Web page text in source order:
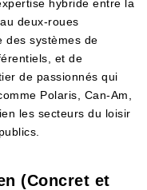
hybride entre la
deux-roues
des systèmes de
et de
de passionnés qui
Polaris, Can-Am,
les secteurs du loisir
(Concret et